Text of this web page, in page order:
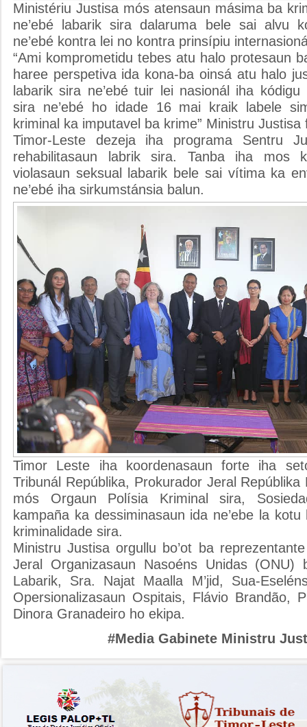
Ministériu Justisa mós atensaun másima ba
ne’ebé labarik sira dalaruma bele sai alvu
ne’ebé kontra lei no kontra prinsípiu
“Ami komprometidu tebes atu halo protesaun
haree perspetiva ida kona-ba oinsá atu halo
labarik sira ne’ebé tuir lei nasionál iha
sira ne’ebé ho idade 16 mai kraik labele
kriminal ka imputavel ba krime” Ministru Justisa
Timor-Leste dezeja iha programa Sentru
rehabilitasaun labrik sira. Tanba iha mos
violasaun seksual labarik bele sai vítima ka
ne’ebé iha sirkumstánsia balun.
Timor Leste iha koordenasaun forte iha
Tribunál Repúblika, Prokurador Jeral
mós Orgaun Polísia Kriminal sira,
kampaña ka dessiminasaun ida ne’ebe la
kriminalidade sira.
Ministru Justisa orgullu bo’ot ba
Jeral Organizasaun Nasoéns Unidas (ONU)
Labarik, Sra. Najat Maalla M’jid, Sua-
Opersionalizasaun Ospitais, Flávio Brandão,
Dinora Granadeiro ho ekipa.
#Media Gabinete Ministru